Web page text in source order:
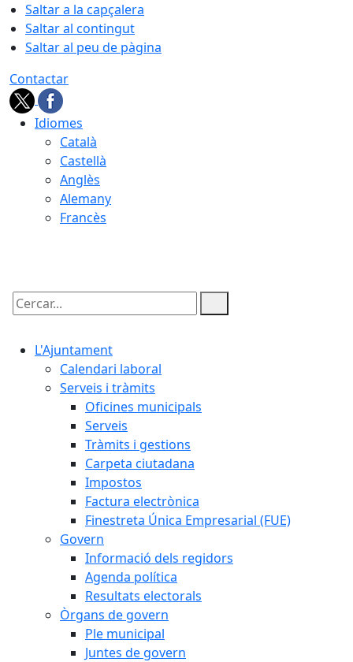
Saltar a la capçalera
Saltar al contingut
Saltar al peu de pàgina
Contactar
Idiomes
Català
Castellà
Anglès
Alemany
Francès
Cercar:
L'Ajuntament
Calendari laboral
Serveis i tràmits
Oficines municipals
Serveis
Tràmits i gestions
Carpeta ciutadana
Impostos
Factura electrònica
Finestreta Única Empresarial (FUE)
Govern
Informació dels regidors
Agenda política
Resultats electorals
Òrgans de govern
Ple municipal
Juntes de govern